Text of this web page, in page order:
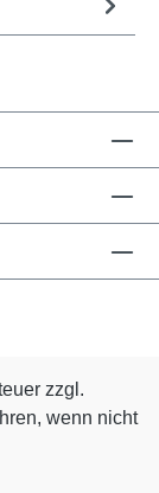
zzgl.
wenn nicht